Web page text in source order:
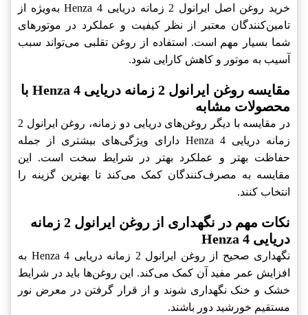
خرید روغن اصل ایرانول 2 زمانه دریایی Henza 4 به‌ویژه از
تامین‌کنندگان معتبر از نظر کیفیت و عملکرد در موتورهای
شما بسیار مهم است. استفاده از روغن تقلبی می‌تواند سبب
آسیب به موتور و کاهش کارایی شود.
مقایسه روغن ایرانول 2 زمانه دریایی Henza 4 با
محصولات مشابه
در مقایسه با دیگر روغن‌های دریایی دو زمانه، روغن ایرانول 2
زمانه دریایی Henza 4 دارای ویژگی‌های بیشتری از جمله
حفاظت بهتر و عملکرد بهتر در شرایط سخت است. این
مقایسه به مصرف‌کنندگان کمک می‌کند تا بهترین گزینه را
انتخاب کنند.
نکات مهم در نگهداری از روغن ایرانول 2 زمانه
دریایی Henza 4
نگهداری صحیح از روغن ایرانول 2 زمانه دریایی Henza 4 به
افزایش عمر مفید آن کمک می‌کند. این روغن‌ها باید در شرایط
خشک و خنک نگهداری شوند و از قرار گرفتن در معرض نور
مستقیم خورشید دور باشند.